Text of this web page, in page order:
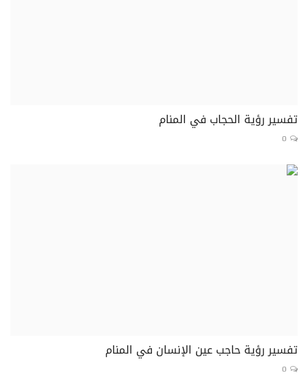
تفسير رؤية الحجاب في المنام
0
تفسير رؤية حاجب عين الإنسان في المنام
0